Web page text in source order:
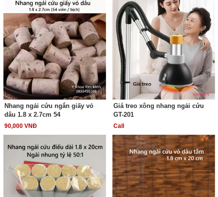
Nhang ngải cứu ngắn giấy vỏ
dâu 1.8 x 2.7cm 54
90,000 VNĐ
Giá treo xông nhang ngải cứu
GT-201
Call